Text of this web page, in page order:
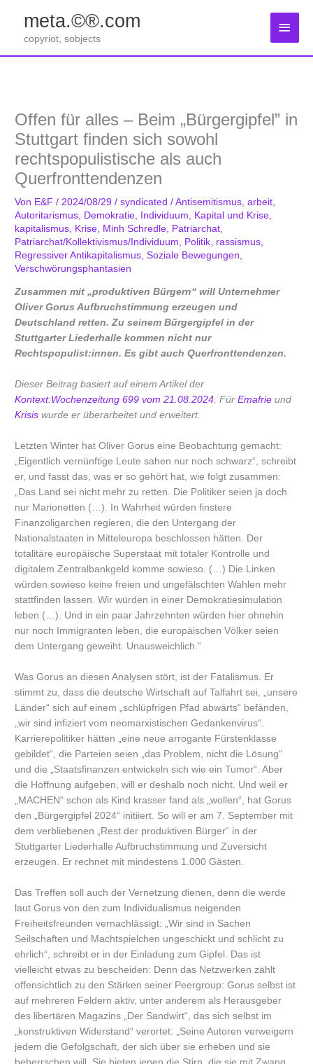
springen
meta.©®.com
copyriot, sobjects
Offen für alles – Beim „Bürgergipfel” in
Stuttgart finden sich sowohl
rechtspopulistische als auch
Querfronttendenzen
Von E&F/ 2024/08/29/syndicated /Antisemitismus ,arbeit
Autoritarismus Demokratie Individuum Kapital und Krise
kapitalismus Krise Minh Schredle Patriarchat
Patriarchat/Kollektivismus/Individuum
Politik rassismus
Regressiver Antikapitalismus ,Soziale Bewegungen
Verschwörungsphantasien
Zusammen mit „produktiven Bürgern“ will Unternehmer
Oliver Gorus Aufbruchstimmung erzeugen und
Deutschland retten. Zu seinem Bürgergipfel in der
Stuttgarter Liederhalle kommen nicht nur
Rechtspopulist:innen. Es gibt auch Querfronttendenzen.
Dieser Beitrag basiert auf einem Artikel der
Kontext:Wochenzeitung 699 vom 21.08.2024. FürEmafrie und
Krisis wurde er überarbeitet und erweitert.
Letzten Winter hat Oliver Gorus eine Beobachtung gemacht:
„Eigentlich vernünftige Leute sahen nur noch schwarz“, schreibt
er, und fasst das, was er so gehört hat, wie folgt zusammen:
„Das Land sei nicht mehr zu retten. Die Politiker seien ja doch
nur Marionetten (…). In Wahrheit würden finstere
Finanzoligarchen regieren, die den Untergang der
Nationalstaaten in Mitteleuropa beschlossen hätten. Der
totalitäre europäische Superstaat mit totaler Kontrolle und
digitalem Zentralbankgeld komme sowieso. (…) Die Linken
würden sowieso keine freien und ungefälschten Wahlen mehr
stattfinden lassen. Wir würden in einer Demokratiesimulation
leben (…). Und in ein paar Jahrzehnten würden hier ohnehin
nur noch Immigranten leben, die europäischen Völker seien
dem Untergang geweiht. Unausweichlich.“
Was Gorus an diesen Analysen stört, ist der Fatalismus. Er
stimmt zu, dass die deutsche Wirtschaft auf Talfahrt sei, „unsere
Länder“ sich auf einem „schlüpfrigen Pfad abwärts“ befänden,
„wir sind infiziert vom neomarxistischen Gedankenvirus“.
Karrierepolitiker hätten „eine neue arrogante Fürstenklasse
gebildet“, die Parteien seien „das Problem, nicht die Lösung“
und die „Staatsfinanzen entwickeln sich wie ein Tumor“. Aber
die Hoffnung aufgeben, will er deshalb noch nicht. Und weil er
„MACHEN“ schon als Kind krasser fand als „wollen“, hat Gorus
den „Bürgergipfel 2024“ initiiert. So will er am 7. September mit
dem verbliebenen „Rest der produktiven Bürger“ in der
Stuttgarter Liederhalle Aufbruchstimmung und Zuversicht
erzeugen. Er rechnet mit mindestens 1.000 Gästen.
Das Treffen soll auch der Vernetzung dienen, denn die werde
laut Gorus von den zum Individualismus neigenden
Freiheitsfreunden vernachlässigt: „Wir sind in Sachen
Seilschaften und Machtspielchen ungeschickt und schlicht zu
ehrlich“, schreibt er in der Einladung zum Gipfel. Das ist
vielleicht etwas zu bescheiden: Denn das Netzwerken zählt
offensichtlich zu den Stärken seiner Peergroup: Gorus selbst ist
auf mehreren Feldern aktiv, unter anderem als Herausgeber
des libertären Magazins „Der Sandwirt“, das sich selbst im
„konstruktiven Widerstand“ verortet: „Seine Autoren verweigern
jedem die Gefolgschaft, der sich über sie erheben und sie